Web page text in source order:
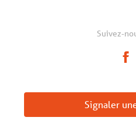
Suivez-
Signaler